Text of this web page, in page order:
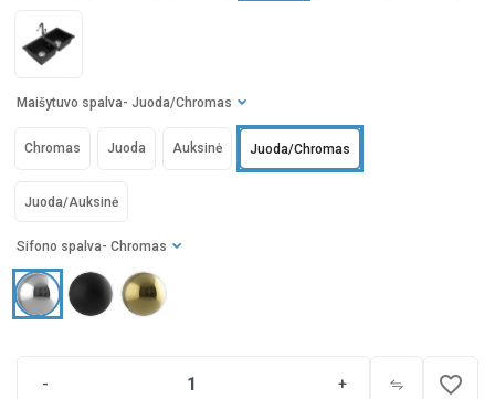
Sifono spalva - Chromas
Maišytuvo spalva - Juoda/Chromas
Juoda
Chromas Auksinė Juoda/Chromas
Juoda/Auksinė
- + favorite_border